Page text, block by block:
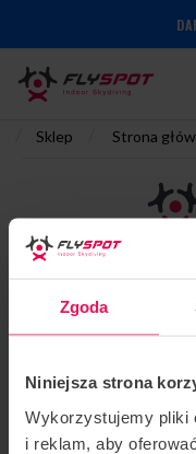
Zgoda
Niniejsza strona
Wykorzystujemy pliki
i reklam, aby
Sklep Strona
ZAREZERWUJ LOT
SPRAWDŹ NASZ